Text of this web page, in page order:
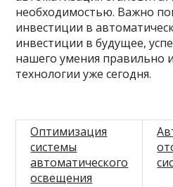
необходимостью. Важно
инвестиции в
инвестиции в будущее,
нашего умения правильно
технологии уже сегодня.
Оптимизация
системы
автоматического
освещения